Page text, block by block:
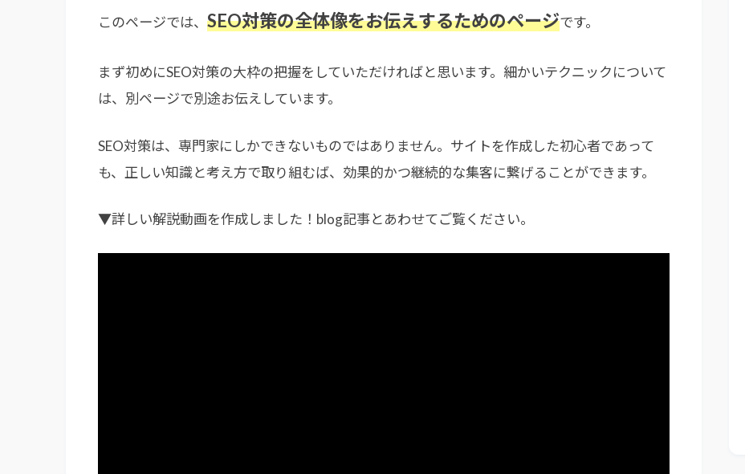
このページでは、 SEO対策の全体像をお伝えするためのページです。
まず初めにSEO対策の大枠の把握をしていただければと思います。細かいテクニックについて
は、別ページで別途お伝えしています。
SEO対策は、専門家にしかできないものではありません。サイトを作成した初心者であって
も、正しい知識と考え方で取り組むば、効果的かつ継続的な集客に繋げることができます。
▼詳しい解説動画を作成しました！blog記事とあわせてご覧ください。